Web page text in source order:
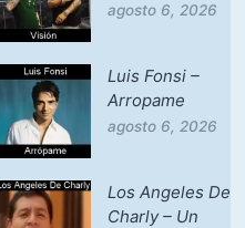
agosto 6, 2026
Luis Fonsi –
Arropame
agosto 6, 2026
Los Angeles De
Charly – Un